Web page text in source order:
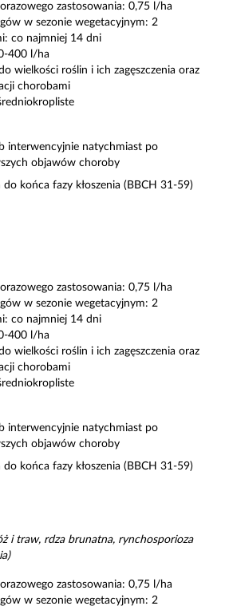
zastosowania: 0,75 l/ha
w sezonie wegetacyjnym: 2
co najmniej 14 dni
400 l/ha
wielkości roślin i ich zagęszczenia oraz
chorobami
interwencyjnie natychmiast po
objawów choroby
końca fazy kłoszenia (BBCH 31-59)
zastosowania: 0,75 l/ha
w sezonie wegetacyjnym: 2
co najmniej 14 dni
400 l/ha
wielkości roślin i ich zagęszczenia oraz
chorobami
interwencyjnie natychmiast po
objawów choroby
końca fazy kłoszenia (BBCH 31-59)
i traw, rdza brunatna, rynchosporioza
zastosowania: 0,75 l/ha
w sezonie wegetacyjnym: 2